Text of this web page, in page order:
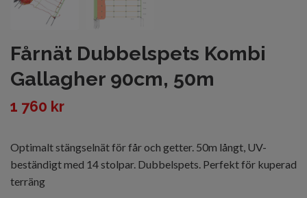
Fårnät Dubbelspets Kombi
Gallagher 90cm, 50m
1 760 kr
Optimalt stängselnät för får och getter. 50m långt, UV-
beständigt med 14 stolpar. Dubbelspets. Perfekt för kuperad
terräng